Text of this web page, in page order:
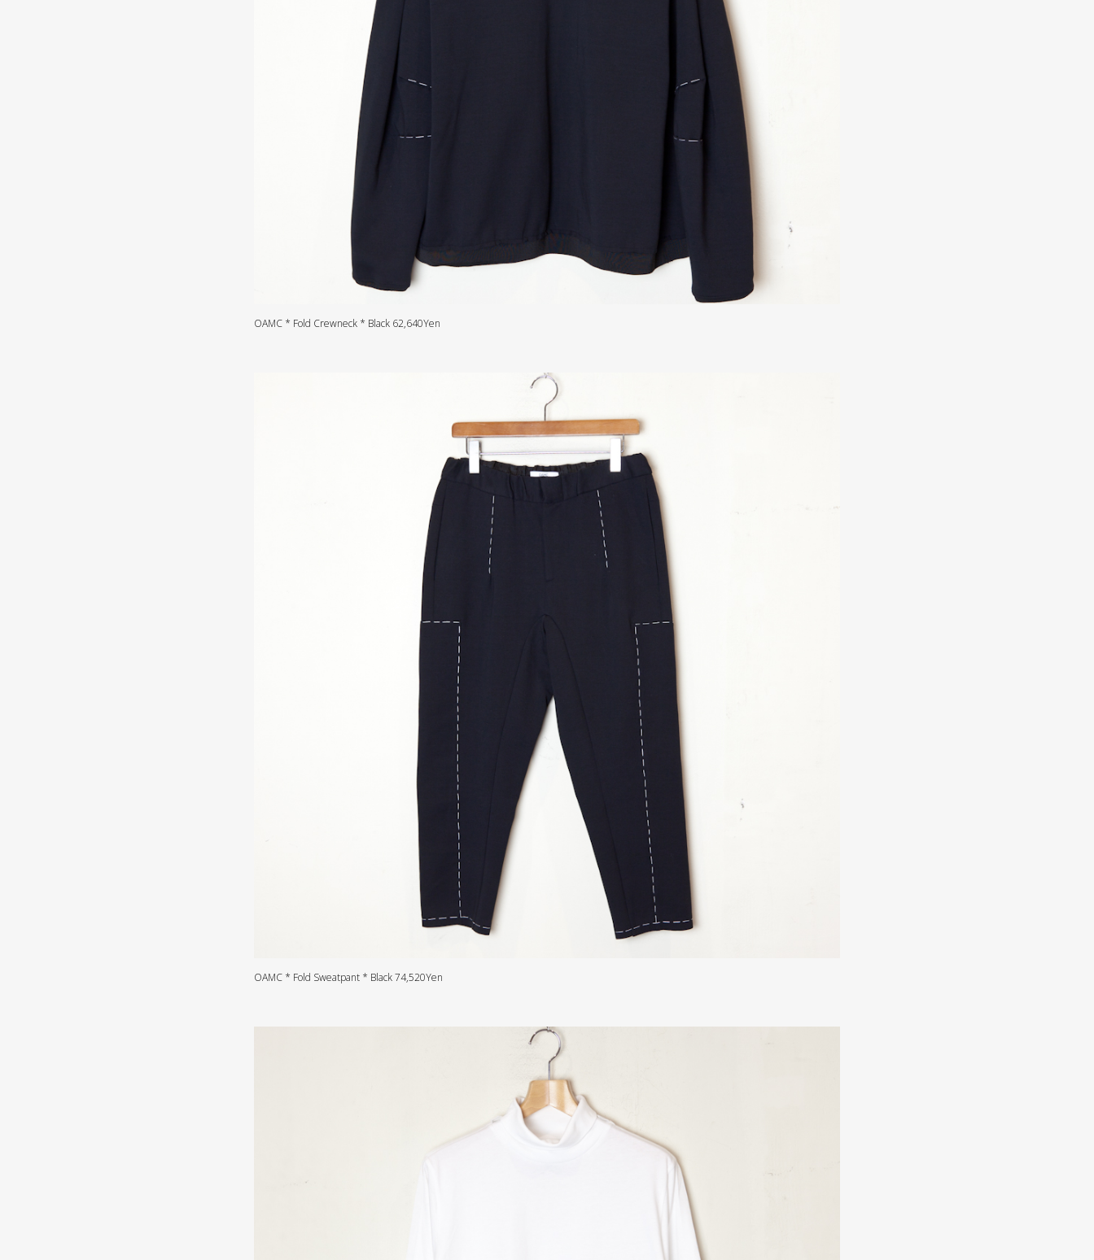
OAMC * Fold Crewneck * Black 62,640Yen
OAMC * Fold Sweatpant * Black 74,520Yen